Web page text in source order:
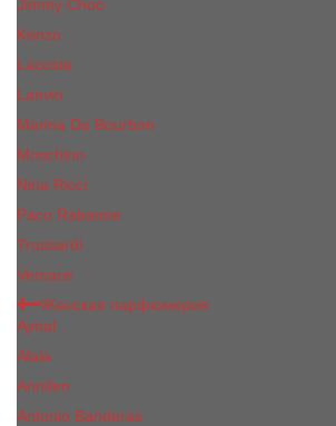
Jimmy Choo
Kenzo
Lacoste
Lanvin
Marina De Bourbon
Moschino
Nina Ricci
Paco Rabanne
Trussardi
Versace
Женская парфюмерия
Ajmal
Alaia
Annifen
Antonio Banderas